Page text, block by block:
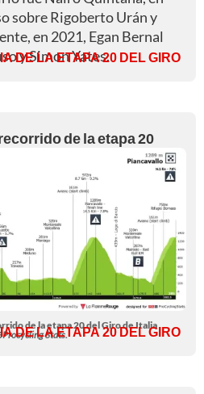
sobre Rigoberto Urán y
en 2021, Egan Bernal
y Simon Yates.
DE LA ETAPA 20 DEL GIRO
de la etapa 20
de la etapa 20 del Giro de Italia
Procycling Stats.
DE LA ETAPA 20 DEL GIRO